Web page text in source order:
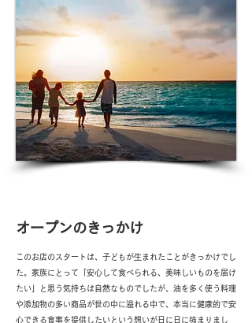
オープンのきっかけ
このお店のスタートは、子どもが生まれたことがきっかけでし
た。家族にとって「安心して食べられる、美味しいものを届け
たい」と思う気持ちは自然なものでしたが、油を多く使う料理
や添加物の多い商品が世の中に溢れる中で、本当に健康的で安
心できる食事を提供したいという想いが日に日に強まりまし